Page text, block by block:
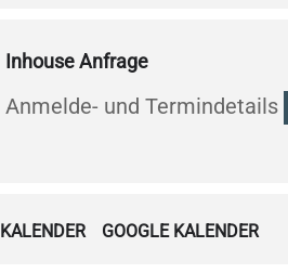
Inhouse Anfrage
Anmelde- und Termindetails
KALENDER GOOGLE KALENDER